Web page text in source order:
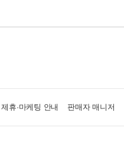
제휴·마케팅 안내 판매자 매니저